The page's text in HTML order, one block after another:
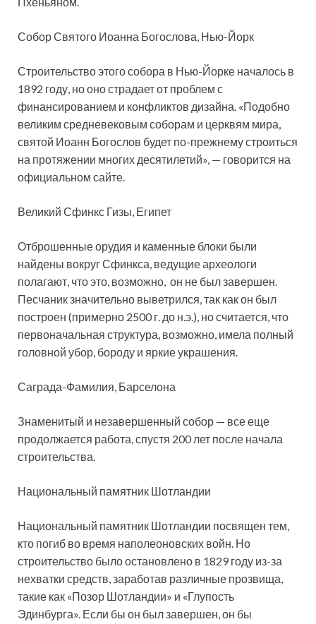
Собор Святого Иоанна Богослова, Нью-Йорк
Строительство этого собора в Нью-Йорке началось в
1892 году, но оно страдает от проблем с
финансированием и конфликтов дизайна. «Подобно
великим средневековым соборам и церквям мира,
святой Иоанн Богослов будет по-прежнему строиться
на протяжении многих десятилетий», — говорится на
официальном сайте.
Великий Сфинкс Гизы, Египет
Отброшенные орудия и каменные блоки были
найдены вокруг Сфинкса, ведущие археологи
полагают, что это, возможно, он не был завершен.
Песчаник значительно выветрился, так как он был
построен (примерно 2500 г. до н.э.), но считается, что
первоначальная структура, возможно, имела полный
головной убор, бороду и яркие украшения.
Саграда-Фамилия, Барселона
Знаменитый и незавершенный собор — все еще
продолжается работа, спустя 200 лет после начала
строительства.
Национальный памятник Шотландии
Национальный памятник Шотландии посвящен тем,
кто погиб во время наполеоновских войн. Но
строительство было остановлено в 1829 году из-за
нехватки средств, заработав различные прозвища,
такие как «Позор Шотландии» и «Глупость
Эдинбурга». Если бы он был завершен, он бы